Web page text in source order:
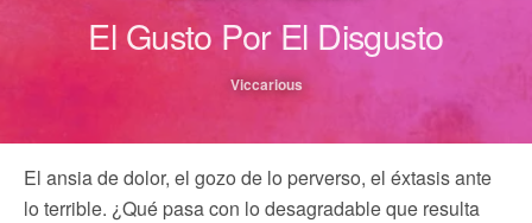
El Gusto Por El Disgusto
Viccarious
El ansia de dolor, el gozo de lo perverso, el éxtasis ante
lo terrible. ¿Qué pasa con lo desagradable que resulta